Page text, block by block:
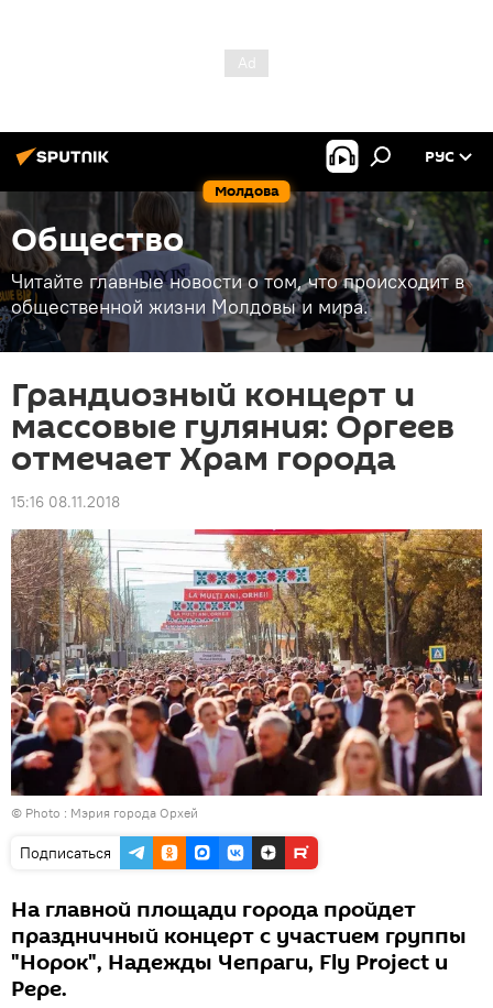
Молдова
РУС
Общество
Читайте главные новости о том, что происходит в
общественной жизни Молдовы и мира.
Грандиозный концерт и
массовые гуляния: Оргеев
отмечает Храм города
15:16 08.11.2018
© Photo : Мэрия города Орхей
Подписаться
На главной площади города пройдет
праздничный концерт с участием группы
"Норок", Надежды Чепраги, Fly Project и
Pepe.